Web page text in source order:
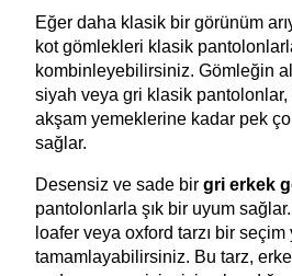
Eğer daha klasik bir görünüm
kot gömlekleri klasik
kombinleyebilirsiniz. Gömleğin
siyah veya gri klasik pantolonlar,
akşam yemeklerine kadar pek
sağlar.
Desensiz ve sade bir gri erkek
pantolonlarla şık bir uyum
loafer veya oxford tarzı bir
tamamlayabilirsiniz. Bu tarz,